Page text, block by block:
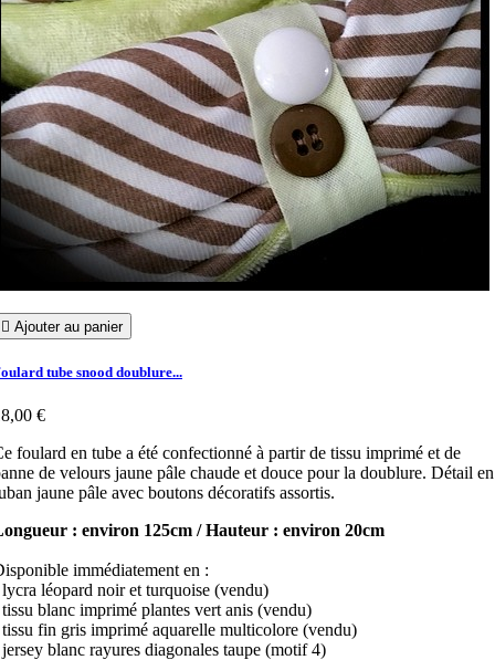
 Ajouter au panier
tube snood doublure...
€
foulard en tube a été confectionné à partir de tissu imprimé et de
de velours jaune pâle chaude et douce pour la doublure. Détail en
jaune pâle avec boutons décoratifs assortis.
: environ 125cm / Hauteur : environ 20cm
immédiatement en :
léopard noir et turquoise (vendu)
blanc imprimé plantes vert anis (vendu)
fin gris imprimé aquarelle multicolore (vendu)
blanc rayures diagonales taupe (motif 4)